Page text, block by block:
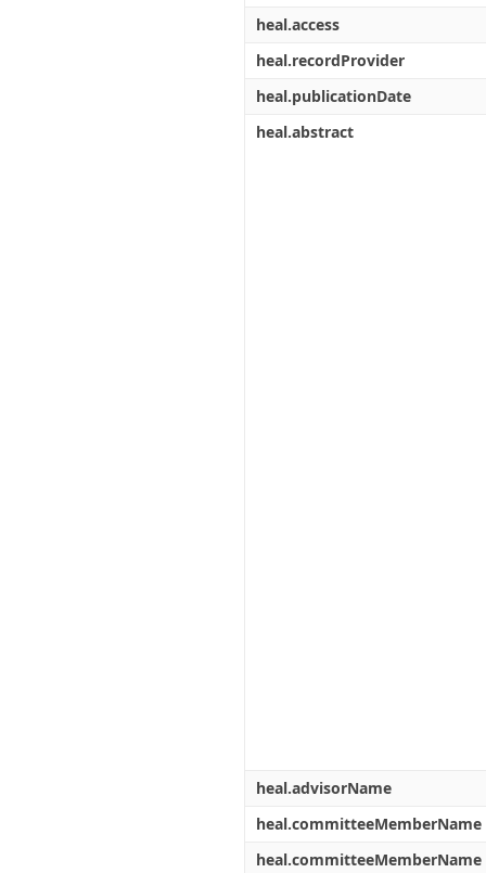
heal.access
heal.recordProvider
heal.publicationDate
heal.abstract
heal.advisorName
heal.committeeMemberName
heal.committeeMemberName